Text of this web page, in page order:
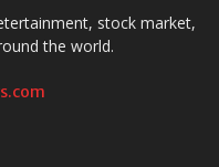
stock market,
the world.